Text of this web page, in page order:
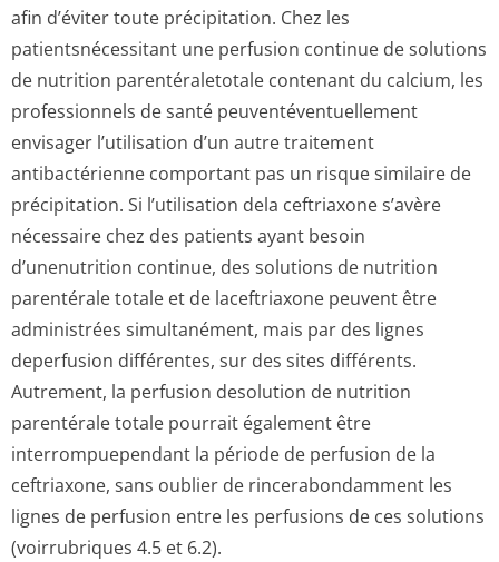
afin d’éviter toute précipitation. Chez les
patientsnécessitant une perfusion continue de solutions
de nutrition parentéraletotale contenant du calcium, les
professionnels de santé peuventéventu­ellement
envisager l’utilisation d’un autre traitement
antibactérienne comportant pas un risque similaire de
précipitation. Si l’utilisation dela ceftriaxone s’avère
nécessaire chez des patients ayant besoin
d’unenutrition continue, des solutions de nutrition
parentérale totale et de laceftriaxone peuvent être
administrées simultanément, mais par des lignes
deperfusion différentes, sur des sites différents.
Autrement, la perfusion desolution de nutrition
parentérale totale pourrait également être
interrompuependant la période de perfusion de la
ceftriaxone, sans oublier de rincerabondamment les
lignes de perfusion entre les perfusions de ces solutions
(voirrubriques 4.5 et 6.2).